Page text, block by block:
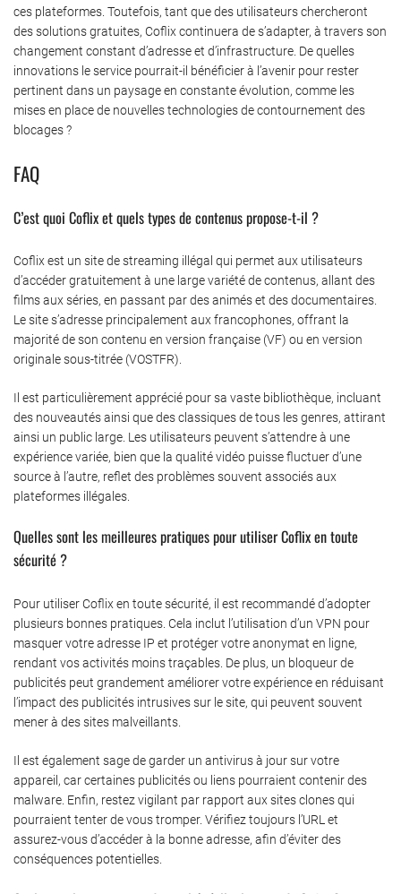
ces plateformes. Toutefois, tant que des utilisateurs chercheront
des solutions gratuites, Coflix continuera de s’adapter, à travers son
changement constant d’adresse et d’infrastructure. De quelles
innovations le service pourrait-il bénéficier à l’avenir pour rester
pertinent dans un paysage en constante évolution, comme les
mises en place de nouvelles technologies de contournement des
blocages ?
FAQ
C’est quoi Coflix et quels types de contenus propose-t-il ?
Coflix est un site de streaming illégal qui permet aux utilisateurs
d’accéder gratuitement à une large variété de contenus, allant des
films aux séries, en passant par des animés et des documentaires.
Le site s’adresse principalement aux francophones, offrant la
majorité de son contenu en version française (VF) ou en version
originale sous-titrée (VOSTFR).
Il est particulièrement apprécié pour sa vaste bibliothèque, incluant
des nouveautés ainsi que des classiques de tous les genres, attirant
ainsi un public large. Les utilisateurs peuvent s’attendre à une
expérience variée, bien que la qualité vidéo puisse fluctuer d’une
source à l’autre, reflet des problèmes souvent associés aux
plateformes illégales.
Quelles sont les meilleures pratiques pour utiliser Coflix en toute
sécurité ?
Pour utiliser Coflix en toute sécurité, il est recommandé d’adopter
plusieurs bonnes pratiques. Cela inclut l’utilisation d’un VPN pour
masquer votre adresse IP et protéger votre anonymat en ligne,
rendant vos activités moins traçables. De plus, un bloqueur de
publicités peut grandement améliorer votre expérience en réduisant
l’impact des publicités intrusives sur le site, qui peuvent souvent
mener à des sites malveillants.
Il est également sage de garder un antivirus à jour sur votre
appareil, car certaines publicités ou liens pourraient contenir des
malware. Enfin, restez vigilant par rapport aux sites clones qui
pourraient tenter de vous tromper. Vérifiez toujours l’URL et
assurez-vous d’accéder à la bonne adresse, afin d’éviter des
conséquences potentielles.